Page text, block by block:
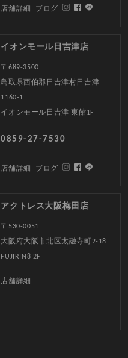
店舗詳細 ブログ
イオンモール日吉津店
〒689-3500
鳥取県西伯郡日吉津村日吉津
1160-1
イオンモール日吉津 東館1F
0859-27-7530
店舗詳細 ブログ
アクトレス大阪梅田店
〒530-0051
大阪府大阪市北区太融寺町2-18
FUJIRIN8 2F
店舗詳細